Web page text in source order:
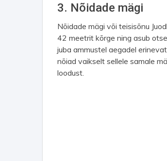
3. Nõidade mägi
Nõidade mägi või teisisõnu
42 meetrit kõrge ning asub
juba ammustel aegadel
nõiad vaikselt sellele samale
loodust.